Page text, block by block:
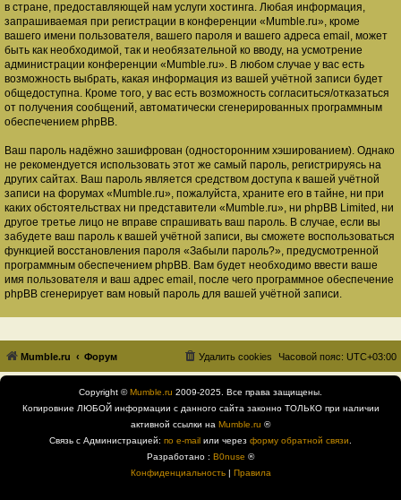
в стране, предоставляющей нам услуги хостинга. Любая информация,
запрашиваемая при регистрации в конференции «Mumble.ru», кроме
вашего имени пользователя, вашего пароля и вашего адреса email, может
быть как необходимой, так и необязательной ко вводу, на усмотрение
администрации конференции «Mumble.ru». В любом случае у вас есть
возможность выбрать, какая информация из вашей учётной записи будет
общедоступна. Кроме того, у вас есть возможность согласиться/отказаться
от получения сообщений, автоматически сгенерированных программным
обеспечением phpBB.
Ваш пароль надёжно зашифрован (односторонним хэшированием). Однако
не рекомендуется использовать этот же самый пароль, регистрируясь на
других сайтах. Ваш пароль является средством доступа к вашей учётной
записи на форумах «Mumble.ru», пожалуйста, храните его в тайне, ни при
каких обстоятельствах ни представители «Mumble.ru», ни phpBB Limited, ни
другое третье лицо не вправе спрашивать ваш пароль. В случае, если вы
забудете ваш пароль к вашей учётной записи, вы сможете воспользоваться
функцией восстановления пароля «Забыли пароль?», предусмотренной
программным обеспечением phpBB. Вам будет необходимо ввести ваше
имя пользователя и ваш адрес email, после чего программное обеспечение
phpBB сгенерирует вам новый пароль для вашей учётной записи.
Mumble.ru Форум Часовой пояс: UTC+03:00
Удалить cookies
Copyright ©Mumble.ru 2009-2025. Все права защищены.
Копировние ЛЮБОЙ информации с данного сайта законно ТОЛЬКО при наличии
активной ссылки на Mumble.ru ®
Связь с Администрацией: по e-mail или через форму обратной связи
Разработано : B0nuse ®
Конфиденциальность| Правила